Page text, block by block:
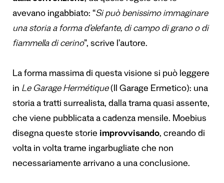
avevano ingabbiato: “Si può benissimo immaginare
una storia a forma d’elefante, di campo di grano o di
fiammella di cerino”, scrive l’autore.
La forma massima di questa visione si può leggere
in Le Garage Hermétique(Il Garage Ermetico): una
storia a tratti surrealista, dalla trama quasi assente,
che viene pubblicata a cadenza mensile. Moebius
disegna queste storie improvvisando, creando di
volta in volta trame ingarbugliate che non
necessariamente arrivano a una conclusione.